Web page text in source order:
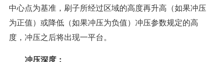
中心点为基准，刷子所经过区域的高度再升高（如果冲压
为正值）或降低（如果冲压为负值）冲压参数规定的高
度，冲压之后将出现一平台。
冲压深度：